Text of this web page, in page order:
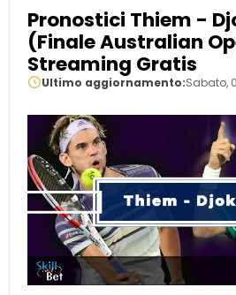
Pronostici Thiem -
(Finale Australian
Streaming Gratis
Ultimo aggiornamento:Sabato,